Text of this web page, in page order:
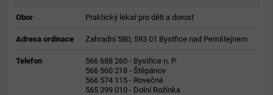
Obor Praktický lékař pro děti a dorost
Adresa ordinace Zahradní 580, 593 01 Bystřice nad Pernštejnem
Telefon
566 688 260 - Bystřice n. P.
566 560 218 - Štěpánov
566 574 115 - Rovečné
565 399 010 - Dolní Rožínka